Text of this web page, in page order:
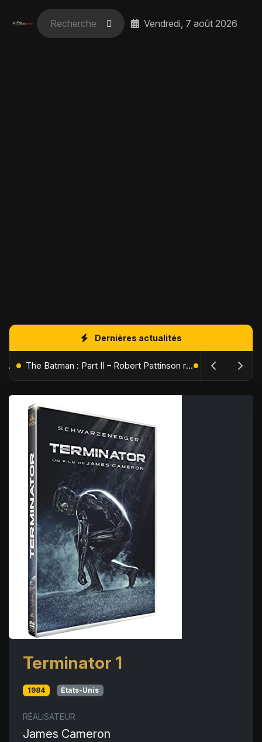
Vendredi, 7 août 2026
Dernières actualités
L'Âge de Glace : Le Réveil du Volcan – Manny, Sid et Diego de retour pour une aventure explosive The Batman : Part II – Robert Pattinson replonge dans les ténèbres de Gotham dès octobre 2027
Terminator 1
1984 États-Unis
RÉALISATEUR
James Cameron